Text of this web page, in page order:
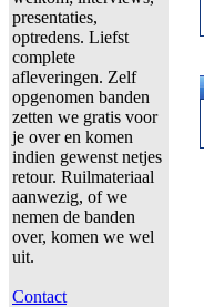
presentaties,
optredens. Liefst
complete
afleveringen. Zelf
opgenomen banden
zetten we gratis voor
je over en komen
indien gewenst netjes
retour. Ruilmateriaal
aanwezig, of we
nemen de banden
over, komen we wel
uit.
Contact